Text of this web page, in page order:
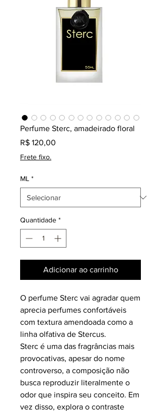
Perfume Sterc, amadeirado floral
R$ 120,00
Frete fixo.
ML *
Quantidade *
Adicionar ao carrinho
O perfume Sterc vai agradar quem
aprecia perfumes confortáveis
com textura amendoada como a
linha olfativa de Stercus.
Sterc é uma das fragrâncias mais
provocativas, apesar do nome
controverso, a composição não
busca reproduzir literalmente o
odor que inspira seu conceito. Em
vez disso, explora o contraste